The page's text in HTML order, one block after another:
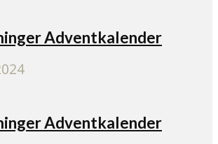
Adventkalender
Adventkalender